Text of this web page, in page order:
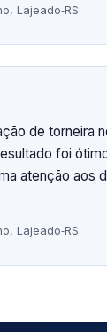
Lajeado‑RS
de torneira
foi
atenção aos
Lajeado‑RS